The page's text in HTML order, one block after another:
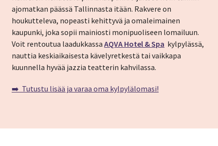
ajomatkan päässä Tallinnasta itään. Rakvere on
houkutteleva, nopeasti kehittyvä ja omaleimainen
kaupunki, joka sopii mainiosti monipuoliseen lomailuun.
Voit rentoutua laadukkassa AQVA Hotel & Spa kylpylässä,
nauttia keskiaikaisesta kävelyretkestä tai vaikkapa
kuunnella hyvää jazzia teatterin kahvilassa.
➡️ Tutustu lisää ja varaa oma kylpylälomasi!